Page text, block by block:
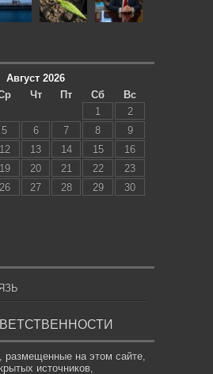
Август 2026
Чт Пт Сб
Вс
1
2
5 6 7 8
9
12 13 14 15
16
19 20 21 22
23
26 27 28 29
30
размещенные на этом сайте,
источников,